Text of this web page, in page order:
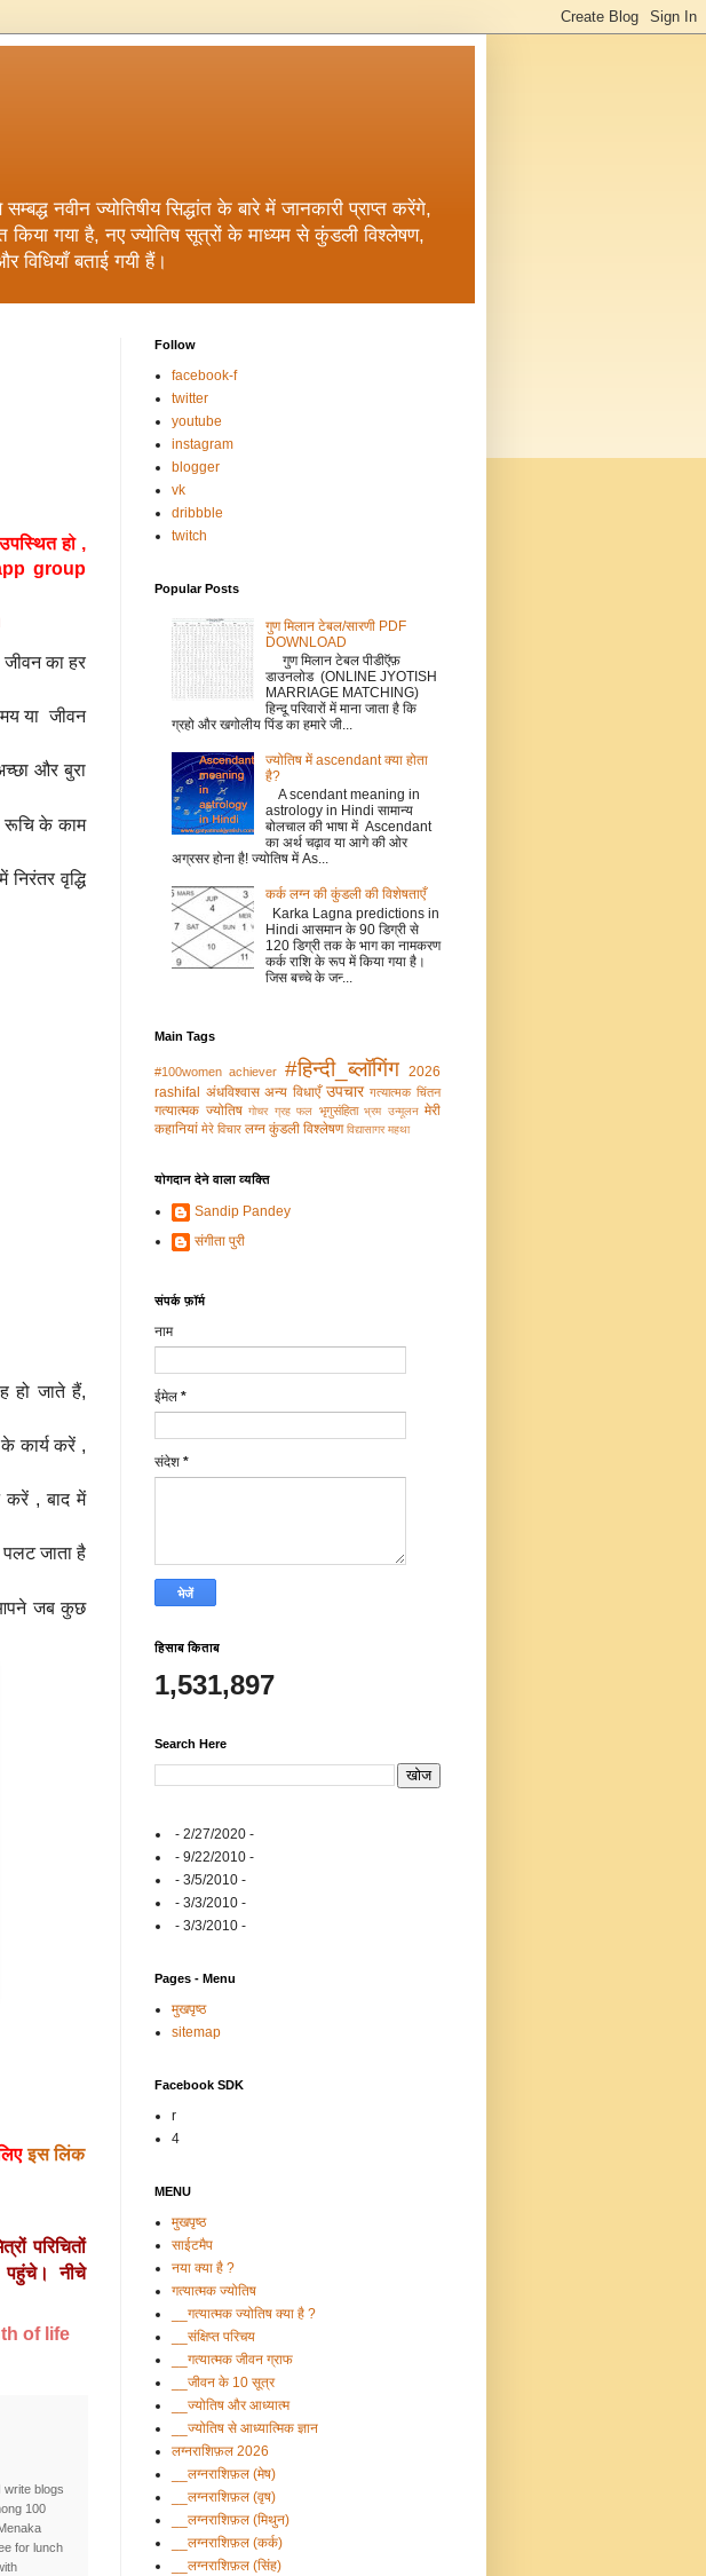
नवीन ज्योतिषीय सिद्धांत के बारे में जानकारी प्राप्त करेंगे,
किया गया है, नए ज्योतिष सूत्रों के माध्यम से कुंडली विश्लेषण,
बताई गयी हैं।
हो ,
group
का हर
या जीवन
और बुरा
रूचि के काम
वृद्धि
हो जाते हैं,
कार्य करें ,
करें , बाद में
जाता है
आपने जब कुछ
इस लिंक
परिचितों
पहुंचे। नीचे
of life
write blogs
100
for lunch
Follow
facebook-f
twitter
youtube
instagram
blogger
vk
dribbble
twitch
Popular Posts
गुण मिलान टेबल/सारणी PDF
DOWNLOAD
गुण मिलान टेबल पीडीऍफ़
डाउनलोड (ONLINE JYOTISH
MARRIAGE MATCHING)
हिन्दू परिवारों में माना जाता है कि
ग्रहो और खगोलीय पिंड का हमारे जी...
ज्योतिष में ascendant क्या होता
है?
A scendant meaning in
astrology in Hindi सामान्य
बोलचाल की भाषा में Ascendant
का अर्थ चढ़ाव या आगे की ओर
अग्रसर होना है! ज्योतिष में As...
कर्क लग्‍न की कुंडली की विशेषताएँ
Karka Lagna predictions in
Hindi आसमान के 90 डिग्री से
120 डिग्री तक के भाग का नामकरण
कर्क राशि के रूप में किया गया है।
जिस बच्‍चे के जन्‍...
Main Tags
#100women achiever #हिन्दी_ब्लॉगिंग 2026
rashifal अंधविश्वास अन्य विधाएँ उपचार गत्‍यात्‍मक चिंतन
गत्‍यात्‍मक ज्‍योतिष गोचर ग्रह फल भृगुसंहिता भ्रम उन्‍मूलन मेरी
कहानियां मेरे विचार लग्न कुंडली विश्लेषण विद्यासागर महथा
योगदान देने वाला व्यक्ति
Sandip Pandey
संगीता पुरी
संपर्क फ़ॉर्म
नाम
ईमेल *
संदेश *
हिसाब किताब
1,531,897
Search Here
- 2/27/2020 -
- 9/22/2010 -
- 3/5/2010 -
- 3/3/2010 -
- 3/3/2010 -
Pages - Menu
मुखपृष्ठ
sitemap
Facebook SDK
r
4
MENU
मुखपृष्ठ
साईटमैप
नया क्या है ?
गत्यात्मक ज्योतिष
__गत्यात्मक ज्योतिष क्या है ?
__संक्षिप्त परिचय
__गत्यात्मक जीवन ग्राफ
__जीवन के 10 सूत्र
__ज्योतिष और आध्यात्म
__ज्योतिष से आध्यात्मिक ज्ञान
लग्नराशिफ़ल 2026
__लग्नराशिफ़ल (मेष)
__लग्नराशिफ़ल (वृष)
__लग्नराशिफ़ल (मिथुन)
__लग्नराशिफ़ल (कर्क)
__लग्नराशिफ़ल (सिंह)